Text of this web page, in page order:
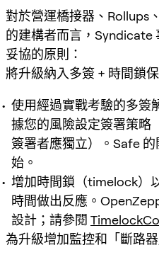
對於營運橋接器、Rollups
的建構者而言，Syndicate
妥協的原則：
將升級納入多簽 + 時間鎖
使用經過實戰考驗的多簽
據您的風險設定簽署策略
簽署者應獨立）。Safe
始。
增加時間鎖（timelock）
時間做出反應。
設計；請參閱
為升級增加監控和「斷路器